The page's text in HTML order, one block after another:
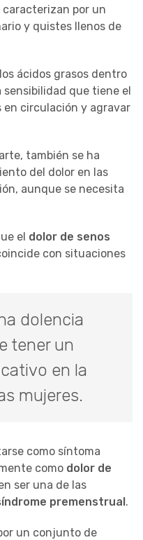
caracterizan por un
y quistes llenos de
ácidos grasos dentro
que tiene el
en circulación y agravar
también se ha
del dolor en las
aunque se necesita
el dolor de senos
con situaciones
dolencia
tener un
en la
mujeres.
como síntoma
como dolor de
ser una de las
premenstrual.
un conjunto de